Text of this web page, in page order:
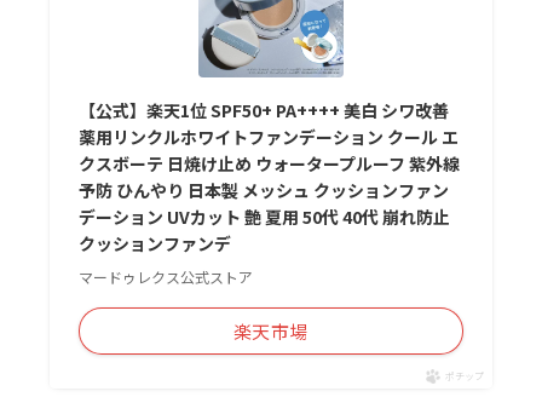
【公式】楽天1位 SPF50+ PA++++ 美白 シワ改善
薬用リンクルホワイトファンデーション クール エ
クスボーテ 日焼け止め ウォータープルーフ 紫外線
予防 ひんやり 日本製 メッシュ クッションファン
デーション UVカット 艶 夏用 50代 40代 崩れ防止
クッションファンデ
マードゥレクス公式ストア
楽天市場
ポチップ